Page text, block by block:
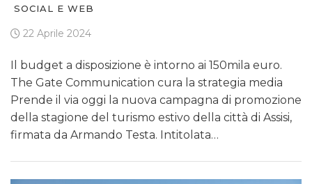
SOCIAL E WEB
22 Aprile 2024
Il budget a disposizione è intorno ai 150mila euro.
The Gate Communication cura la strategia media
Prende il via oggi la nuova campagna di promozione
della stagione del turismo estivo della città di Assisi,
firmata da Armando Testa. Intitolata…